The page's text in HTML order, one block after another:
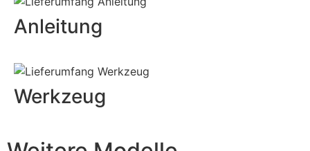
Anleitung
Werkzeug